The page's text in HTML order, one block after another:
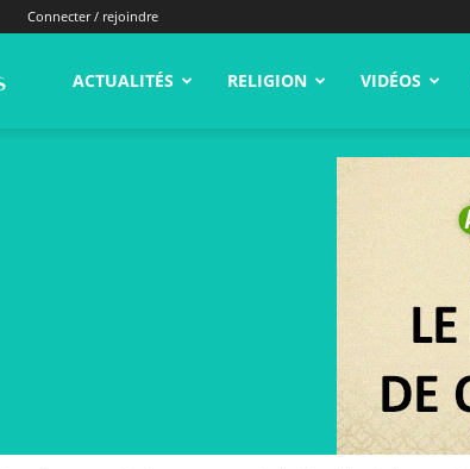
Connecter / rejoindre
alNas.fr ACTUALITÉS RELIGION VIDÉOS